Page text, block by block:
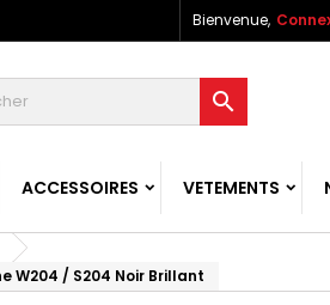
Bienvenue,

ACCESSOIRES VETEMENTS
W204 / S204 Noir Brillant